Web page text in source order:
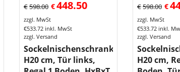
€598.00 €448.50
zzgl. MwSt
€533.72 inkl. MwSt
zzgl. Versand
Sockelnischenschrank
H20 cm, Tür links,
€598.00 €
zzgl. MwSt
€533.72 inkl.
zzgl. Versand
H20 cm,